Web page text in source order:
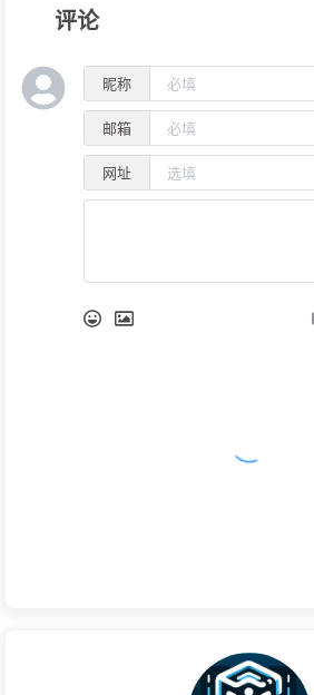
评论
昵称
邮箱
网址